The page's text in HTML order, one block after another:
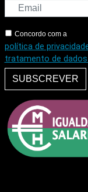
Concordo com a
política de
tratamento de
SUBSCREVER